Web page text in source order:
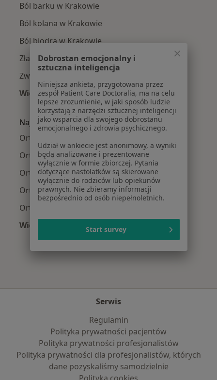
Ból barku w Krakowie
Ból kolana w Krakowie
Ból biodra w Krakowie
Złamania w Krakowie
Zwyrodnienie stawów w Krakowie
Więcej (15)
Więcej w kategorii: Najczęście leczone
Najpopularniejsze ubezpieczenia
Ortopedzi z Allianz w Krakowie
Ortopedzi z Signal Iduna w Krakowie
Ortopedzi z JP MEDICA w Krakowie
Ortopedzi z TU Zdrowie w Krakowie
Ortopedzi z Świat Zdrowia w Krakowie
Więcej (12)
Więcej w kategorii: Najpopularniejsze
Serwis
Regulamin
Polityka prywatności pacjentów
Polityka prywatności profesjonalistów
Polityka prywatności dla profesjonalistów, których
dane pozyskaliśmy samodzielnie
Dobrostan emocjonalny i
sztuczna inteligencja
Niniejsza ankieta, przygotowana przez
zespół Patient Care Doctoralia, ma na celu
lepsze zrozumienie, w jaki sposób ludzie
korzystają z narzędzi sztucznej inteligencji
jako wsparcia dla swojego dobrostanu
emocjonalnego i zdrowia psychicznego.
Udział w ankiecie jest anonimowy, a wyniki
będą analizowane i prezentowane
wyłącznie w formie zbiorczej. Pytania
dotyczące nastolatków są skierowane
wyłącznie do rodziców lub opiekunów
prawnych. Nie zbieramy informacji
bezpośrednio od osób niepełnoletnich.
Start survey